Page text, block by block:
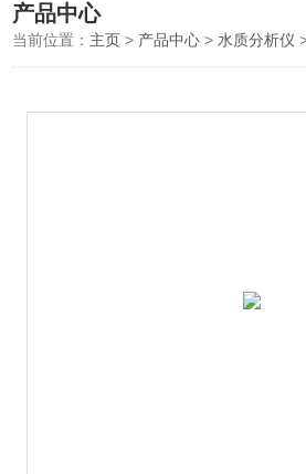
产品中心
当前位置： 主页 > 产品中心 >水质分析仪